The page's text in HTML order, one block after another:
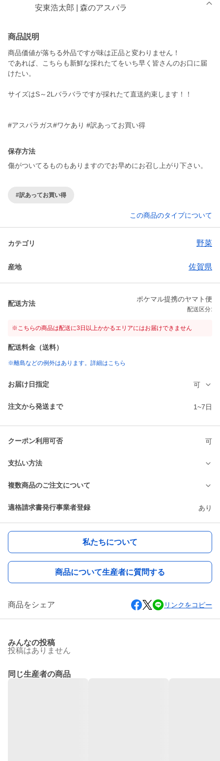
安東浩太郎 | 森のアスパラ
商品説明
商品価値が落ちる外品ですが味は正品と変わりません！
であれば、こちらも新鮮な採れたてをいち早く皆さんのお口に届
けたい。
サイズはS～2Lバラバラですが採れたて直送約束します！！
#アスパラガス#ワケあり #訳あってお買い得
保存方法
傷がついてるものもありますのでお早めにお召し上がり下さい。
#訳あってお買い得
この商品のタイプについて
カテゴリ 野菜
産地 佐賀県
配送方法
ポケマル提携のヤマト便
配送区分:
※こちらの商品は配送に3日以上かかるエリアにはお届けできません
配送料金（送料）
※離島などの例外はあります。詳細はこちら
お届け日指定 可
注文から発送まで 1~7日
クーポン利用可否 可
支払い方法
複数商品のご注文について
適格請求書発行事業者登録 あり
私たちについて
商品について生産者に質問する
商品をシェア リンクをコピー
みんなの投稿
投稿はありません
同じ生産者の商品